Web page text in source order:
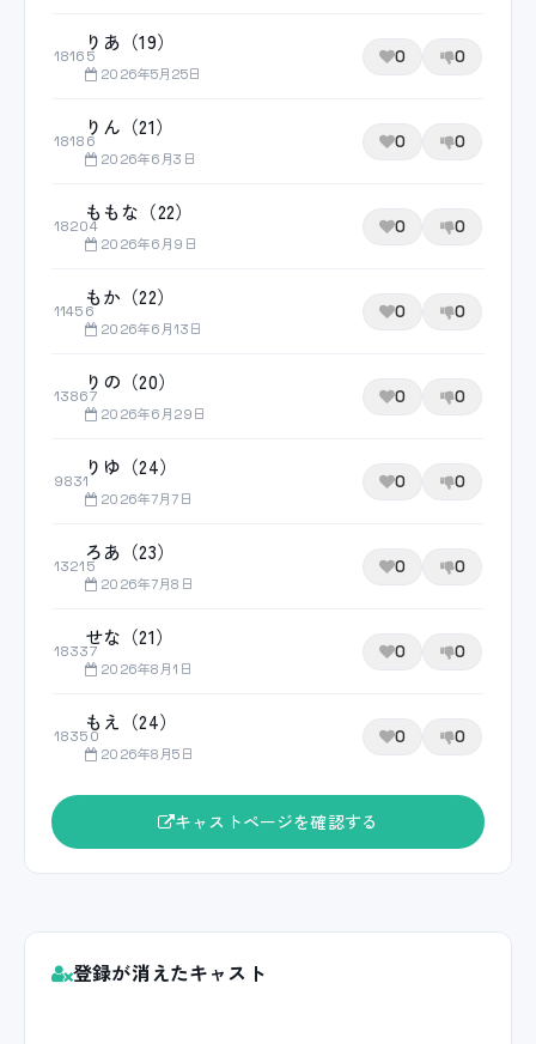
18165
りあ（19）
2026年5月25日
0 0
18186
りん（21）
2026年6月3日
0 0
18204
ももな（22）
2026年6月9日
0 0
11456
もか（22）
2026年6月13日
0 0
13867
りの（20）
2026年6月29日
0 0
9831
りゆ（24）
2026年7月7日
0 0
13215
ろあ（23）
2026年7月8日
0 0
18337
せな（21）
2026年8月1日
0 0
18350
もえ（24）
2026年8月5日
0 0
キャストページを確認する
登録が消えたキャスト